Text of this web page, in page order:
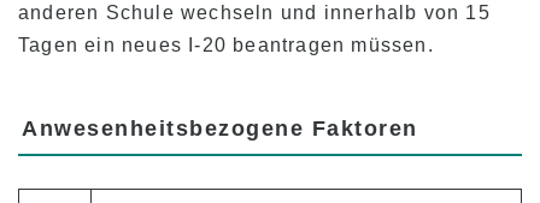
anderen Schule wechseln und innerhalb von 15
Tagen ein neues I-20 beantragen müssen.
Anwesenheitsbezogene Faktoren